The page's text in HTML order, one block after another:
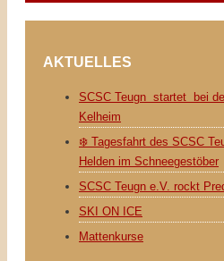
AKTUELLES
SCSC Teugn startet bei
Kelheim
❄️ Tagesfahrt des SCSC
Helden im Schneegestöber
SCSC Teugn e.V. rockt
SKI ON ICE
Mattenkurse